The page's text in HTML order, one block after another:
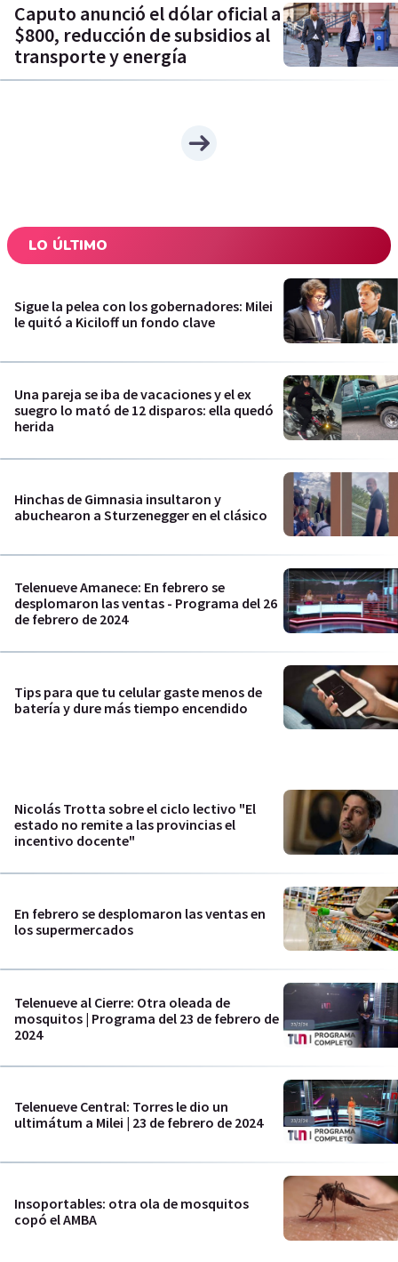
Caputo anunció el dólar oficial a
$800, reducción de subsidios al
transporte y energía
LO ÚLTIMO
Sigue la pelea con los gobernadores: Milei
le quitó a Kiciloff un fondo clave
Una pareja se iba de vacaciones y el ex
suegro lo mató de 12 disparos: ella quedó
herida
Hinchas de Gimnasia insultaron y
abuchearon a Sturzenegger en el clásico
Telenueve Amanece: En febrero se
desplomaron las ventas - Programa del 26
de febrero de 2024
Tips para que tu celular gaste menos de
batería y dure más tiempo encendido
Nicolás Trotta sobre el ciclo lectivo "El
estado no remite a las provincias el
incentivo docente"
En febrero se desplomaron las ventas en
los supermercados
Telenueve al Cierre: Otra oleada de
mosquitos | Programa del 23 de febrero de
2024
Telenueve Central: Torres le dio un
ultimátum a Milei | 23 de febrero de 2024
Insoportables: otra ola de mosquitos
copó el AMBA